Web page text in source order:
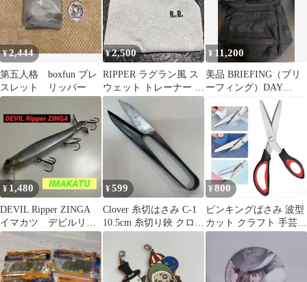
¥2,444
第五人格 boxfun ブレ
スレット リッパー
¥2,500
RIPPER ラグラン風 ス
ウェット トレーナー グ
レー ネイビー 古着
¥ 11,200
美品 BRIEFING（ブリ
ーフィング）DAY
TRIPPER（デイトリッ
パー）
¥ 1,480
DEVIL Ripper ZINGA
イマカツ デビルリッ
パー ジンガ
¥599
Clover 糸切はさみ C-1
10.5cm 糸切り鋏 クロー
バー C1
¥800
ピンキングばさみ 波型
カット クラフト 手芸
裁縫